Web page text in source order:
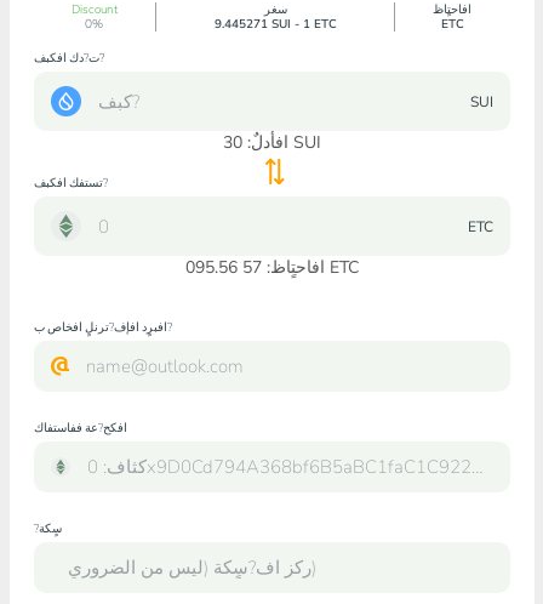
Discount
0%
سغر
9.445271 SUI - 1 ETC
افاحتٍاظ
ETC
ت?دك افكبف?
SUI
افأدلٌ:30 SUI
تستفك افكبف?
ETC
افاحتٍاظ: 57 095.56 ETC
افبرٍد افإف?ترنلٍ افخاص ب?
افكح?عة ففاستفاك
?سٍكة